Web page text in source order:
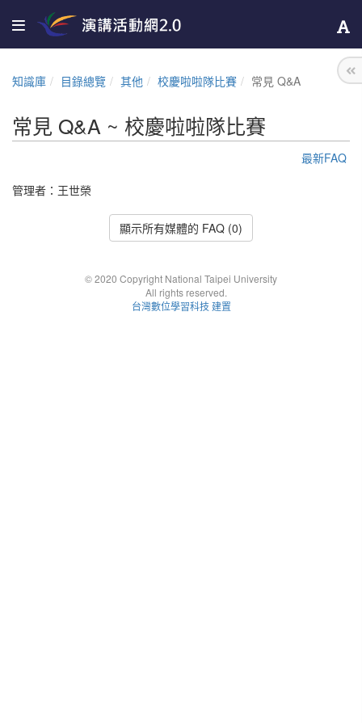
知識庫 目錄總覽 其他 校慶啦啦隊比賽 常見 Q&A
常見 Q&A ~ 校慶啦啦隊比賽
最新FAQ
管理者： 王世榮
顯示所有媒體的 FAQ (0)
© 2020 Copyright National Taipei University
All rights reserved.
台灣數位學習科技 建置